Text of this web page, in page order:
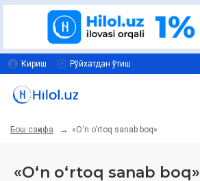
Кириш Рўйхатдан ўтиш
Бош саҳифа «O‘n o‘rtoq sanab boq»
«O‘n o‘rtoq sanab boq»